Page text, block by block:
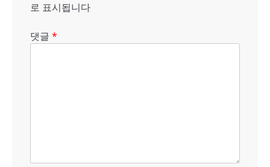
로 표시됩니다
댓글 *